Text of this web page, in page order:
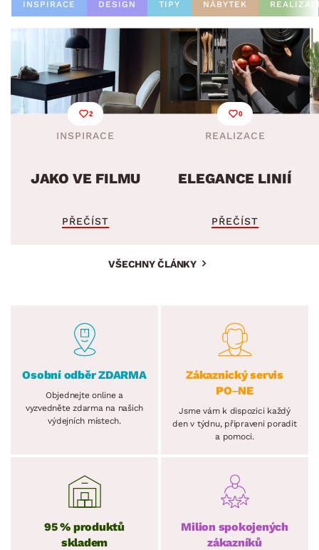
INSPIRACE DESIGN TIPY NÁBYTEK
2
INSPIRACE
JAKO VE FILMU
PŘEČÍST
0
REALIZACE
ELEGANCE LINIÍ
PŘEČÍST
VŠECHNY ČLÁNKY
Osobní odběr ZDARMA
Objednejte online a
vyzvedněte zdarma na našich
výdejních místech.
Zákaznický servis
PO–NE
Jsme vám k dispozici každý
den v týdnu, připraveni poradit
a pomoci.
95 % produktů
skladem
Milion spokojených
zákazníků